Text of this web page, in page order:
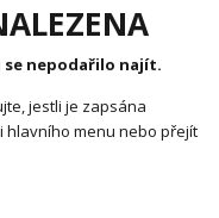
se nepodařilo najít.
jestli je zapsána
hlavního menu nebo přejít